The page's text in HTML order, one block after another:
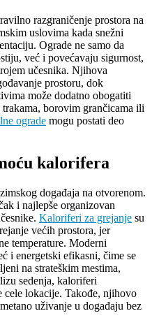
razgraničenje prostora na
uslovima kada snežni
Ograde ne samo da
već i povećavaju sigurnost,
učesnika. Njihova
prostoru, dok
može dodatno obogatiti
borovim grančicama ili
ograde mogu postati deo
kalorifera
događaja na otvorenom.
i najlepše organizovan
Kaloriferi za grejanje su
većih prostora, jer
temperature. Moderni
i energetski efikasni, čime se
na strateškim mestima,
sedenja, kaloriferi
cele lokacije. Takođe, njihovo
uživanje u događaju bez